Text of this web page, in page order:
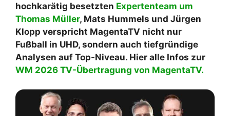
hochkarätig besetzten Expertenteam um
Thomas Müller, Mats Hummels und Jürgen
Klopp verspricht MagentaTV nicht nur
Fußball in UHD, sondern auch tiefgründige
Analysen auf Top-Niveau. Hier alle Infos zur
WM 2026 TV-Übertragung von MagentaTV.